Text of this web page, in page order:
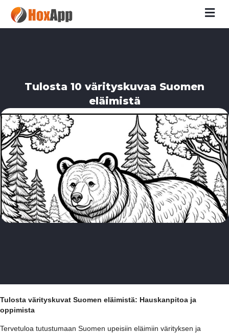
Tulosta 10 värityskuvaa Suomen
eläimistä
Tulosta värityskuvat Suomen eläimistä: Hauskanpitoa ja
oppimista
Tervetuloa tutustumaan Suomen upeisiin eläimiin värityksen ja